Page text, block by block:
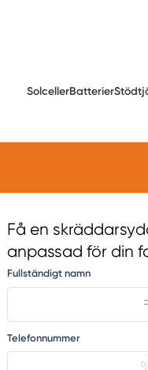
SolcellerBatterier
Få en
anpassad för din
Fullständigt namn
Telefonnummer